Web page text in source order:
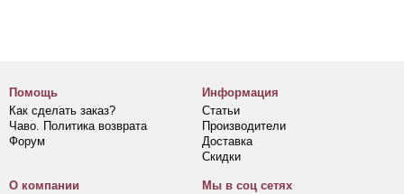
Помощь
Как сделать заказ?
Чаво. Политика возврата
Форум
Информация
Статьи
Производители
Доставка
Скидки
О компании
Мы в соц сетях